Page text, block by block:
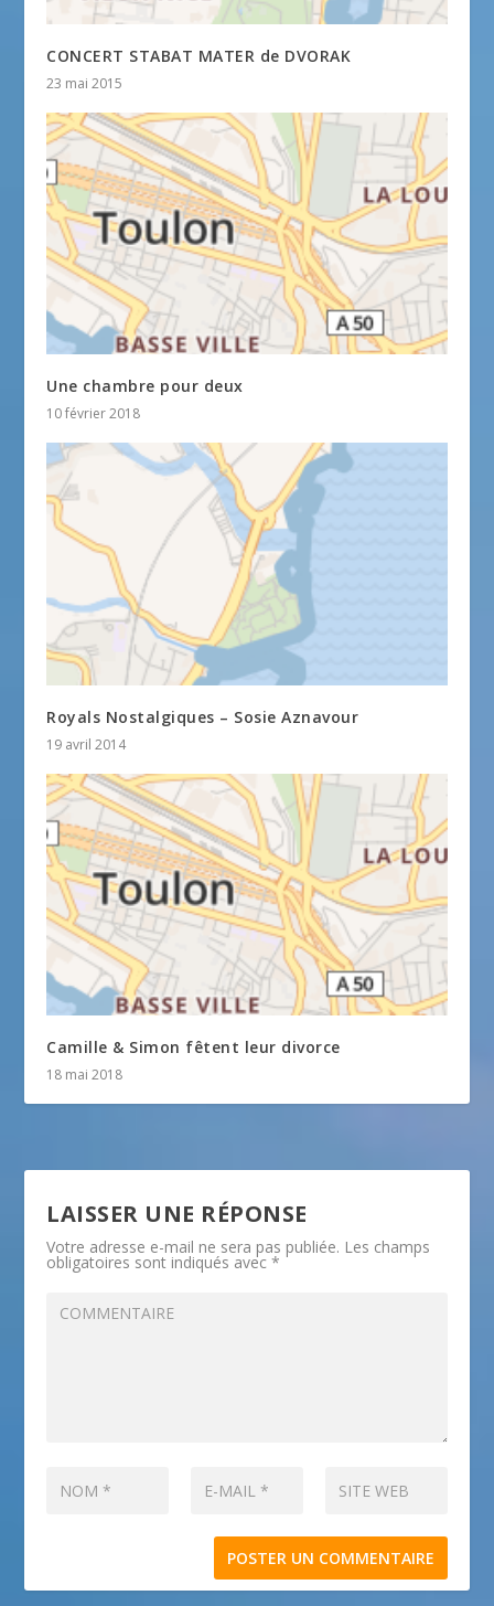
CONCERT STABAT MATER de DVORAK
23 mai 2015
Une chambre pour deux
10 février 2018
Royals Nostalgiques – Sosie Aznavour
19 avril 2014
Camille & Simon fêtent leur divorce
18 mai 2018
LAISSER UNE RÉPONSE
Votre adresse e-mail ne sera pas publiée. Les champs
obligatoires sont indiqués avec*